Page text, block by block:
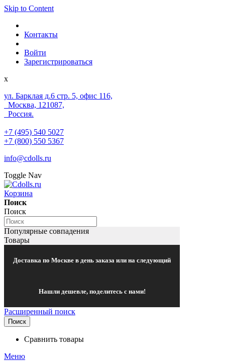
Skip to Content
Контакты
Войти
Зарегистрироваться
x
ул. Барклая д.6 стр. 5, офис 116,
Москва, 121087,
Россия.
+7 (495) 540 5027
+7 (800) 550 5367
info@cdolls.ru
Toggle Nav
Корзина
Поиск
Поиск
Популярные совпадения
Товары
Доставка по Москве в день заказа или на следующий
Нашли дешевле, поделитесь с нами!
Расширенный поиск
Поиск
Сравнить товары
Меню